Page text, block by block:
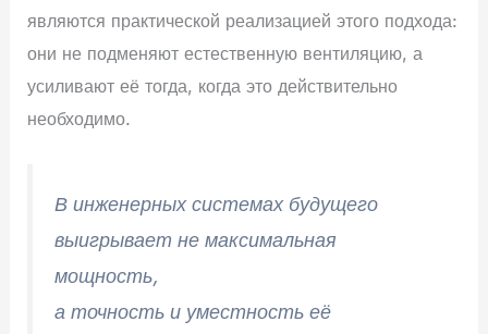
являются практической реализацией этого подхода:
они не подменяют естественную вентиляцию, а
усиливают её тогда, когда это действительно
необходимо.
В инженерных системах будущего
выигрывает не максимальная
мощность,
а точность и уместность её